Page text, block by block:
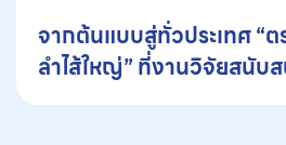
จากต้นแบบสู่ทั่วประเทศ “ต
ลำไส้ใหญ่” ที่งานวิจัยสนับ